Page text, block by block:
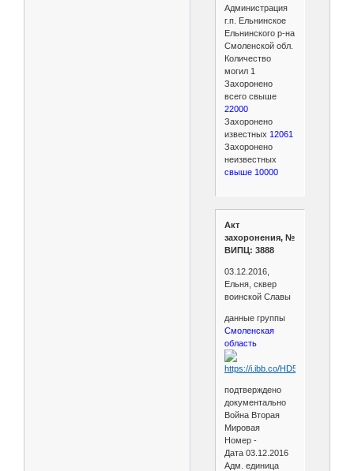
Администрация
г.п. Ельнинское
Ельнинского р-на
Смоленской обл.
Количество
могил 1
Захоронено
всего свыше
22000
Захоронено
известных 12061
Захоронено
неизвестных
свыше 10000
Акт
захоронения, №
ВИПЦ: 3888
03.12.2016,
Ельня, сквер
воинской Славы
данные группы
Смоленская
область
подтверждено
документально
Война Вторая
Мировая
Номер -
Дата 03.12.2016
Адм. единица